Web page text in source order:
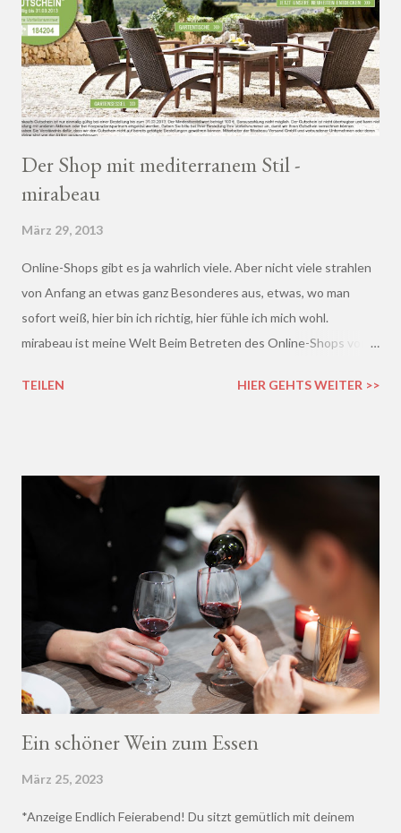
Der Shop mit mediterranem Stil -
mirabeau
März 29, 2013
Online-Shops gibt es ja wahrlich viele. Aber nicht viele strahlen
von Anfang an etwas ganz Besonderes aus, etwas, wo man
sofort weiß, hier bin ich richtig, hier fühle ich mich wohl.
mirabeau ist meine Welt Beim Betreten des Online-Shops von
Harmonische - ich wusste sofort, hier fühle ich mich wohl :)
TEILEN HIER GEHTS WEITER >>
Ein schöner Wein zum Essen
März 25, 2023
*Anzeige Endlich Feierabend! Du sitzt gemütlich mit deinem